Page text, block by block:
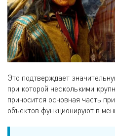
Это подтверждает
при которой несколькими
приносится основная часть
объектов функционируют в